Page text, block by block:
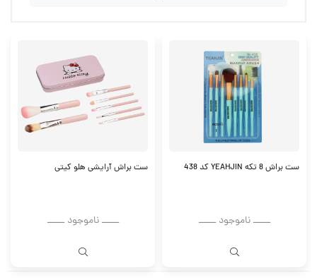
ست براش 8 تکه YEAHJIN کد 438
ــــــ ناموجود ــــــ
ست براش آرایشی هلو کیتی
ــــــ ناموجود ــــــ